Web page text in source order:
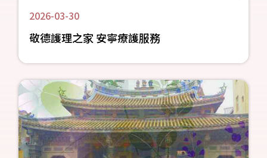
2026-03-30
敬德護理之家 安寧療護服務